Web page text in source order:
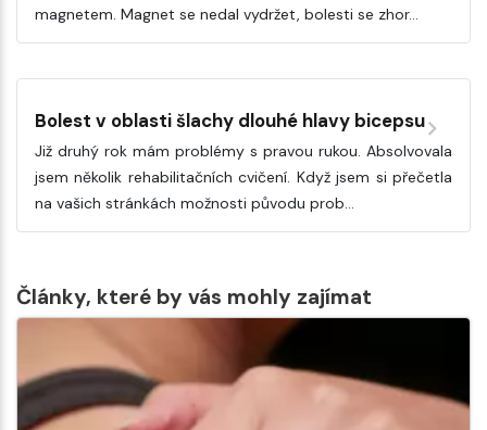
magnetem. Magnet se nedal vydržet, bolesti se zhor…
Bolest v oblasti šlachy dlouhé hlavy bicepsu
Již druhý rok mám problémy s pravou rukou. Absolvovala
jsem několik rehabilitačních cvičení. Když jsem si přečetla
na vašich stránkách možnosti původu prob…
Články, které by vás mohly zajímat